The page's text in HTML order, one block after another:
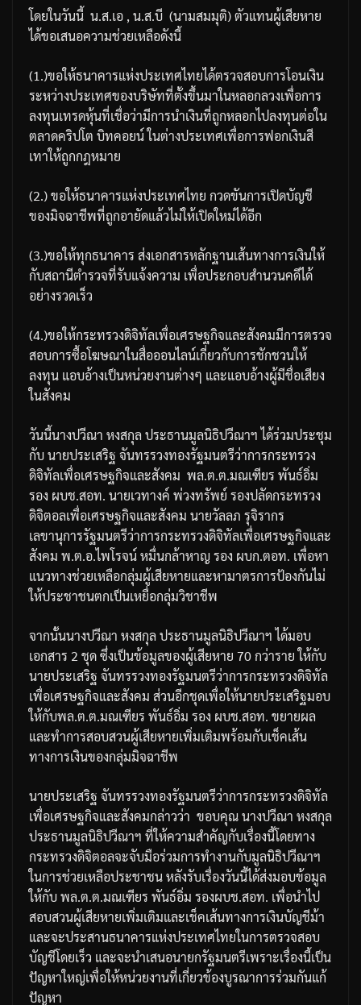
โดยในวันนี้ น.ส.เอ , น.ส.บี (นามสมมุติ)ตัวแทนผู้เสียหาย
ได้ขอเสนอความช่วยเหลือดังนี้
(1.)ขอให้ธนาคารแห่งประเทศไทยได้ตรวจสอบการโอนเงิน
ระหว่างประเทศของบริษัทที่ตั้งขึ้นมาในหลอกลวงเพื่อการ
ลงทุนเทรดหุ้นที่เชื่อว่ามีการนำเงินที่ถูกหลอกไปลงทุนต่อใน
ตลาดคริปโต บิทคอยน์ในต่างประเทศเพื่อการฟอกเงินสี
เทาให้ถูกกฎหมาย
(2.)ขอให้ธนาคารแห่งประเทศไทย กวดขันการเปิดบัญชี
ของมิจฉาชีพที่ถูกอายัดแล้วไม่ให้เปิดใหม่ได้อีก
(3.)ขอให้ทุกธนาคาร ส่งเอกสารหลักฐานเส้นทางการเงินให้
กับสถานีตำรวจที่รับแจ้งความ เพื่อประกอบสำนวนคดีได้
อย่างรวดเร็ว
(4.)ขอให้กระทรวงดิจิทัลเพื่อเศรษฐกิจและสังคมมีการตรวจ
สอบการซื้อโฆษณาในสื่อออนไลน์เกี่ยวกับการชักชวนให้
ลงทุน แอบอ้างเป็นหน่วยงานต่างๆ และแอบอ้างผู้มีชื่อเสียง
ในสังคม
วันนี้นางปวีณา หงสกุล ประธานมูลนิธิปวีณาฯ ได้ร่วมประชุม
กับนายประเสริฐ จันทรรวงทองรัฐมนตรีว่าการกระทรวง
ดิจิทัลเพื่อเศรษฐกิจและสังคม พล.ต.ต.มณเฑียร พันธ์อิ่ม
รอง ผบช.สอท. นายเวทางค์ พ่วงทรัพย์ รองปลัดกระทรวง
ดิจิตอลเพื่อเศรษฐกิจและสังคม นายวัลลภ รุจิรากร
เลขานุการรัฐมนตรีว่าการกระทรวงดิจิทัลเพื่อเศรษฐกิจและ
สังคม พ.ต.อ.ไพโรจน์หมื่นกล้าหาญ รอง ผบก.ตอท. เพื่อหา
แนวทางช่วยเหลือกลุ่มผู้เสียหายและหามาตรการป้องกันไม่
ให้ประชาชนตกเป็นเหยื่อกลุ่มวิชาชีพ
จากนั้นนางปวีณา หงสกุล ประธานมูลนิธิปวีณาฯ ได้มอบ
เอกสาร 2 ชุดซึ่งเป็นข้อมูลของผู้เสียหาย 70กว่าราย ให้กับ
นายประเสริฐ จันทรรวงทองรัฐมนตรีว่าการกระทรวงดิจิทัล
เพื่อเศรษฐกิจและสังคม ส่วนอีกชุดเพื่อให้นายประเสริฐมอบ
ให้กับพล.ต.ต.มณเฑียร พันธ์อิ่ม รอง ผบช.สอท. ขยายผล
และทำการสอบสวนผู้เสียหายเพิ่มเติมพร้อมกับเช็คเส้น
ทางการเงินของกลุ่มมิจฉาชีพ
นายประเสริฐ จันทรรวงทองรัฐมนตรีว่าการกระทรวงดิจิทัล
เพื่อเศรษฐกิจและสังคมกล่าวว่า ขอบคุณนางปวีณา หงสกุล
ประธานมูลนิธิปวีณาฯ ที่ให้ความสำคัญกับเรื่องนี้โดยทาง
กระทรวงดิจิตอลจะจับมือร่วมการทำงานกับมูลนิธิปวีณาฯ
ในการช่วยเหลือประชาชนหลังรับเรื่องวันนี้ได้ส่งมอบข้อมูล
ให้กับพล.ต.ต.มณเฑียร พันธ์อิ่ม รองผบช.สอท. เพื่อนำไป
สอบสวนผู้เสียหายเพิ่มเติมและเช็คเส้นทางการเงินบัญชีม้า
และจะประสานธนาคารแห่งประเทศไทยในการตรวจสอบ
บัญชีโดยเร็ว และจะนำเสนอนายกรัฐมนตรีเพราะเรื่องนี้เป็น
ปัญหาใหญ่เพื่อให้หน่วยงานที่เกี่ยวข้องบูรณาการร่วมกันแก้
ปัญหา